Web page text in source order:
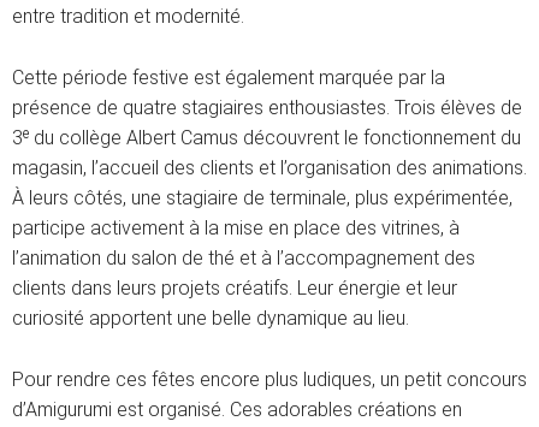
entre tradition et modernité.
Cette période festive est également marquée par la
présence de quatre stagiaires enthousiastes. Trois élèves de
3ᵉ du collège Albert Camus découvrent le fonctionnement du
magasin, l’accueil des clients et l’organisation des animations.
À leurs côtés, une stagiaire de terminale, plus expérimentée,
participe activement à la mise en place des vitrines, à
l’animation du salon de thé et à l’accompagnement des
clients dans leurs projets créatifs. Leur énergie et leur
curiosité apportent une belle dynamique au lieu.
Pour rendre ces fêtes encore plus ludiques, un petit concours
d’Amigurumi est organisé. Ces adorables créations en